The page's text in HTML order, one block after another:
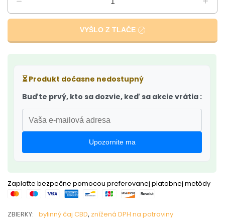
VYŠLO Z TLAČE
⏳Produkt dočasne nedostupný
Buďte prvý, kto sa dozvie, keď sa akcie vrátia :
Upozornite ma
Zaplaťte bezpečne pomocou preferovanej platobnej metódy
ZBIERKY: bylinný čaj CBD, znížená DPH na potraviny